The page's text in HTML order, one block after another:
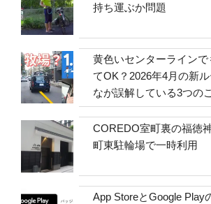
持ち運ぶか問題
黄色いセンターライン
てOK？2026年4月の新
なが誤解している3つの
COREDO室町裏の福徳
町東駐輪場で一時利用
App StoreとGoogle Play